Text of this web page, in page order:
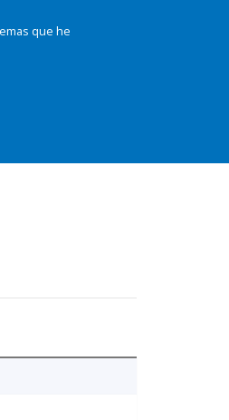
que he